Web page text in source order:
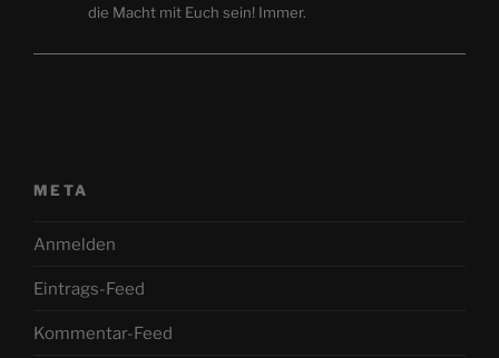
die Macht mit Euch sein! Immer.
META
Anmelden
Eintrags-Feed
Kommentar-Feed